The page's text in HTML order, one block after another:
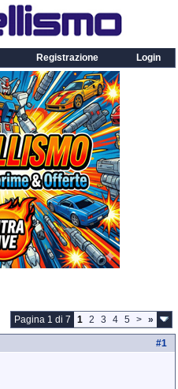
Registrazione Login
Pagina 1 di 7 1 2 3 4 5 > »
#1